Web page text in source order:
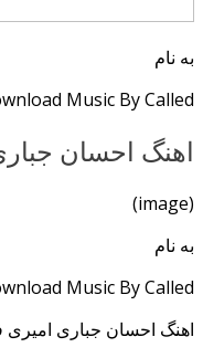
نام
Music By
احسان
نام
Music By
احسان جباری